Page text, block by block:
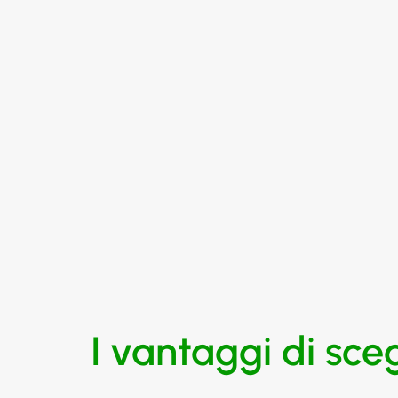
I vantaggi di